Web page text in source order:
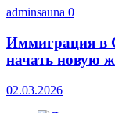
adminsauna 0
Иммиграция в
начать новую
02.03.2026